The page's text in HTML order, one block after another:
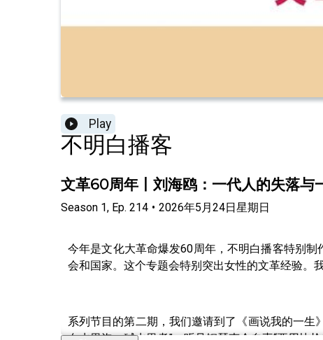
Play
不明白播客
文革60周年丨刘海鸥：一代人的失落与
Season 1, Ep. 214 • 2026年5月24日星期日
今年是文化大革命爆发60周年，不明白播客特别
会和国家。这个专题会特别突出女性的文革经验。
系列节目的第二期，我们邀请到了《画说我的一生